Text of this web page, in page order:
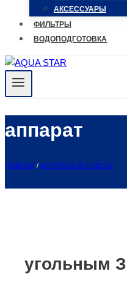
АКСЕССУАРЫ
ФИЛЬТРЫ
ВОДОПОДГОТОВКА
аппарат
ГЛАВНАЯ / ВОПРОСЫ И ОТВЕТЫ
угольным